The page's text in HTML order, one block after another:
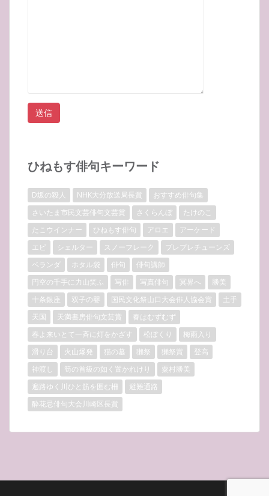
ひねもす俳句キーワード
D坂の殺人 NHK大分放送局長賞
おすすめ俳句集
さいたま市民文芸俳句文芸賞
さくらんぼ
たけのこ
たこウインナー
ひねもす俳句 アロエ
アーケード
エビ
シェルター スノーフレーク
プレプレチューンズ
ベランダ
ホタル袋 俳句
俳句講師
円空の千手に力山笑ふ
写俳 写真俳句 冥界へ
勝美
十条銀座
双子の嬰 国民文化祭山口大会俳人協会賞
土手
天国
天満書房俳句文芸賞
春はむずむず
春よ来いとて一斉に灯をかざす
松ぼくり
梅雨入り
滑り台
火山爆発 猫の墓 獺祭 獺祭賞
登高
神渡し
筍の首級の如く置かれけり
粟村勝美
遍路ゆく川ひと筋を囲む柵
避難通路
酔花忌俳句大会川崎区長賞